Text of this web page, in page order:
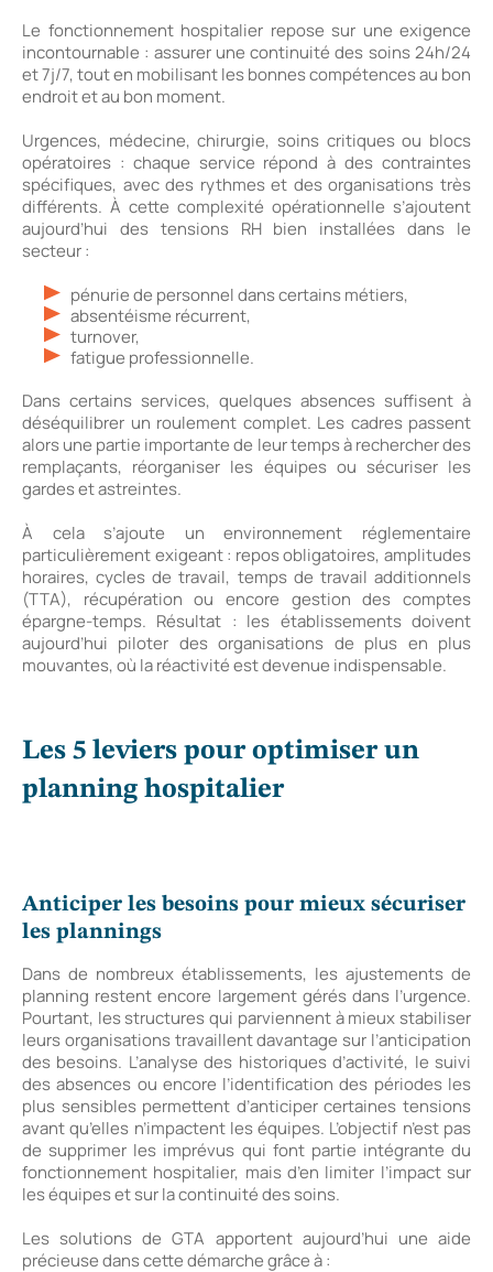
Le fonctionnement hospitalier repose sur une exigence
incontournable : assurer une continuité des soins 24h/24
et 7j/7, tout en mobilisant les bonnes compétences au bon
endroit et au bon moment.
Urgences, médecine, chirurgie, soins critiques ou blocs
opératoires : chaque service répond à des contraintes
spécifiques, avec des rythmes et des organisations très
différents. À cette complexité opérationnelle s’ajoutent
aujourd’hui des tensions RH bien installées dans le
secteur :
pénurie de personnel dans certains métiers,
absentéisme récurrent,
turnover,
fatigue professionnelle.
Dans certains services, quelques absences suffisent à
déséquilibrer un roulement complet. Les cadres passent
alors une partie importante de leur temps à rechercher des
remplaçants, réorganiser les équipes ou sécuriser les
gardes et astreintes.
À cela s’ajoute un environnement réglementaire
particulièrement exigeant : repos obligatoires, amplitudes
horaires, cycles de travail, temps de travail additionnels
(TTA), récupération ou encore gestion des comptes
épargne-temps. Résultat : les établissements doivent
aujourd’hui piloter des organisations de plus en plus
mouvantes, où la réactivité est devenue indispensable.
Les 5 leviers pour optimiser un
planning hospitalier
Anticiper les besoins pour mieux sécuriser
les plannings
Dans de nombreux établissements, les ajustements de
planning restent encore largement gérés dans l’urgence.
Pourtant, les structures qui parviennent à mieux stabiliser
leurs organisations travaillent davantage sur l’anticipation
des besoins. L’analyse des historiques d’activité, le suivi
des absences ou encore l’identification des périodes les
plus sensibles permettent d’anticiper certaines tensions
avant qu’elles n’impactent les équipes. L’objectif n’est pas
de supprimer les imprévus qui font partie intégrante du
fonctionnement hospitalier, mais d’en limiter l’impact sur
les équipes et sur la continuité des soins.
Les solutions de GTA apportent aujourd’hui une aide
précieuse dans cette démarche grâce à :